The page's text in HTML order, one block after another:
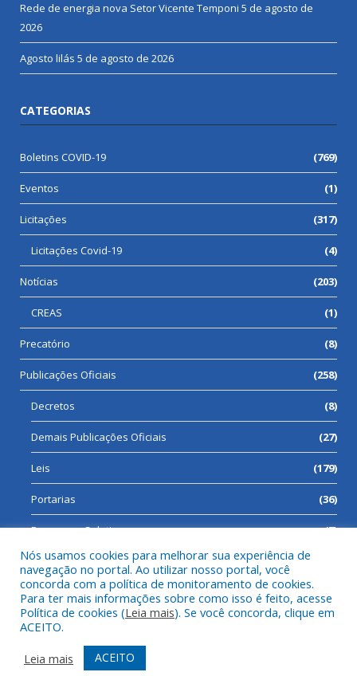
Rede de energia nova Setor Vicente Temponi 5 de agosto de
2026
Agosto lilás 5 de agosto de 2026
CATEGORIAS
Boletins COVID-19 (769)
Eventos (1)
Licitações (317)
Licitações Covid-19 (4)
Notícias (203)
CREAS (1)
Precatório (8)
Publicações Oficiais (258)
Decretos (8)
Demais Publicações Oficiais (27)
Leis (179)
Portarias (36)
Processos Seletivos (7)
Todos os direitos reservados a Prefeitura Municipal de Cumaru
do Norte.
Mapa do Site
Acessar Área Administrativa
Acessar Webmail
Nós usamos cookies para melhorar sua experiência de
navegação no portal. Ao utilizar nosso portal, você
concorda com a política de monitoramento de cookies.
Para ter mais informações sobre como isso é feito, acesse
Política de cookies (Leia mais). Se você concorda, clique em
ACEITO.
Leia mais
ACEITO